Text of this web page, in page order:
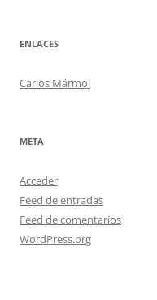
ENLACES
Carlos Mármol
META
Acceder
Feed de entradas
Feed de comentarios
WordPress.org